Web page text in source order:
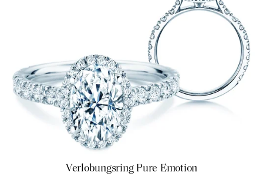
Verlobungsring Pure Emotion